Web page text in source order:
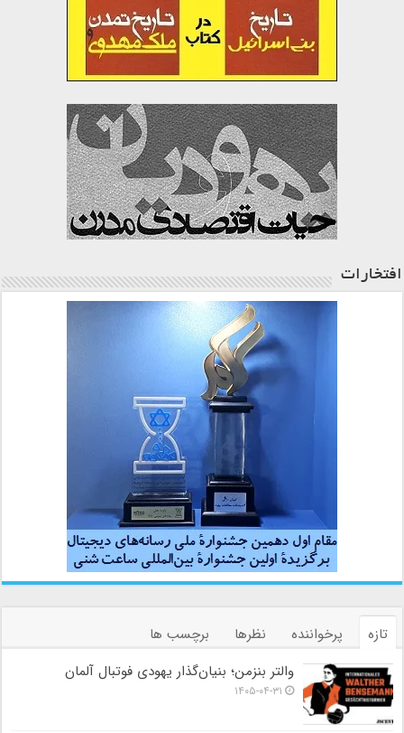
افتخارات
تازه پرخواننده نظرها
برچسب ها
والتر بنزمن؛ بنیان‌گذار یهودی فوتبال آلمان
۱۴۰۵-۰۴-۳۱